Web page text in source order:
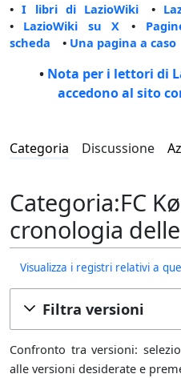
•I libri di LazioWiki •
• LazioWiki su X •
scheda • Una pagina a caso
• Nota per i lettori di
accedono al sito
Categoria Discussione
Categoria:FC
cronologia
Visualizza i registri relativi a
Filtra versioni
Confronto tra versioni:
alle versioni desiderate e